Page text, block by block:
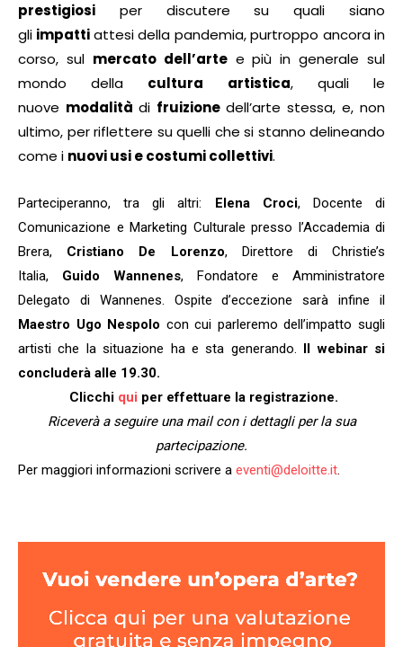
prestigiosi per discutere su quali siano
gli impattiattesi della pandemia, purtroppo ancora in
corso, sul mercato dell’artee più in generale sul
mondo della cultura artistica, quali le
nuove modalità di fruizione dell’arte stessa, e, non
ultimo, per riflettere su quelli che si stanno delineando
come i nuovi usi e costumi collettivi.
Parteciperanno, tra gli altri: Elena Croci, Docente di
Comunicazione e Marketing Culturale presso l’Accademia di
Brera, Cristiano De Lorenzo, Direttore di Christie’s
Italia, Guido Wannenes, Fondatore e Amministratore
Delegato di Wannenes. Ospite d’eccezione sarà infine il
Maestro Ugo Nespolo con cui parleremo dell’impatto sugli
artisti che la situazione ha e sta generando.
Il webinar si
concluderà alle 19.30.
Clicchi qui per effettuare la registrazione.
Riceverà a seguire una mail con i dettagli per la sua
partecipazione.
Per maggiori informazioni scrivere a eventi@deloitte.it.